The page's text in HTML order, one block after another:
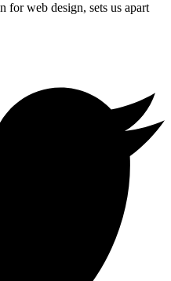
for web design, sets us apart